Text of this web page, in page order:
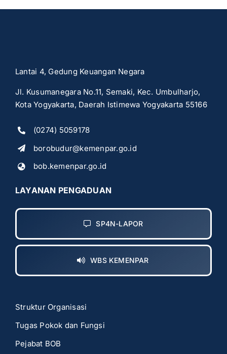
Lantai 4, Gedung Keuangan Negara
Jl. Kusumanegara No.11, Semaki, Kec. Umbulharjo,
Kota Yogyakarta, Daerah Istimewa Yogyakarta 55166
(0274) 5059178
borobudur@kemenpar.go.id
bob.kemenpar.go.id
LAYANAN PENGADUAN
SP4N-LAPOR
WBS KEMENPAR
Struktur Organisasi
Tugas Pokok dan Fungsi
Pejabat BOB